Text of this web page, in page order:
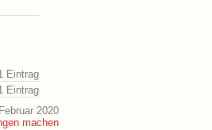
Eintrag
Eintrag
2020